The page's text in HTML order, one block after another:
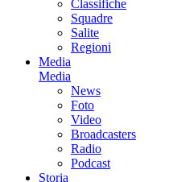
Classifiche
Squadre
Salite
Regioni
Media
Media
News
Foto
Video
Broadcasters
Radio
Podcast
Storia